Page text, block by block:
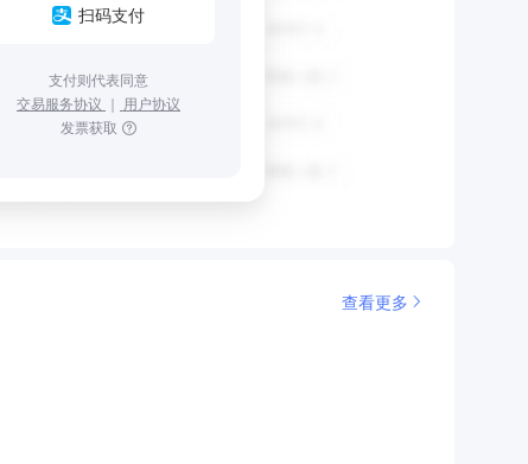
扫码支付
支付则代表同意
交易服务协议 ｜ 用户协议
发票获取
查看更多